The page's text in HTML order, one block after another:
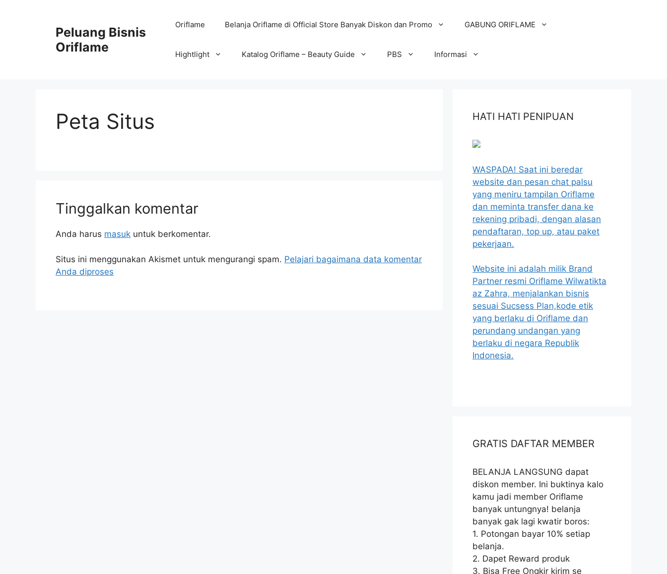
Peluang Bisnis
Oriflame
Oriflame Belanja Oriflame di Official Store Banyak Diskon dan Promo GABUNG ORIFLAME
Hightlight Katalog Oriflame – Beauty Guide PBS Informasi
Peta Situs
Tinggalkan komentar
Anda harus masuk untuk berkomentar.
Situs ini menggunakan Akismet untuk mengurangi spam. Pelajari bagaimana data komentar
Anda diproses
HATI HATI PENIPUAN
WASPADA! Saat ini beredar
website dan pesan chat palsu
yang meniru tampilan Oriflame
dan meminta transfer dana ke
rekening pribadi, dengan alasan
pendaftaran, top up, atau paket
pekerjaan.
Website ini adalah milik Brand
Partner resmi Oriflame Wilwatikta
az Zahra, menjalankan bisnis
sesuai Sucsess Plan,kode etik
yang berlaku di Oriflame dan
perundang undangan yang
berlaku di negara Republik
Indonesia.
GRATIS DAFTAR MEMBER
BELANJA LANGSUNG dapat
diskon member. Ini buktinya kalo
kamu jadi member Oriflame
banyak untungnya! belanja
banyak gak lagi kwatir boros:
1. Potongan bayar 10% setiap
belanja.
2. Dapet Reward produk
3. Bisa Free Ongkir kirim se